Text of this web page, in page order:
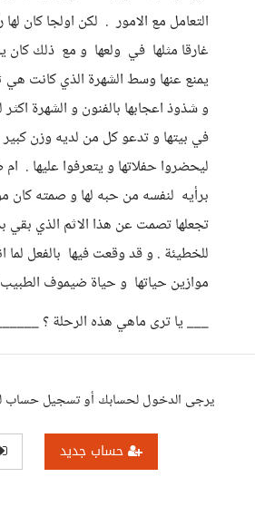
التعامل مع الامور . لكن اولجا كان
غارقا مثلها في ولعها و مع ذلك كان
يمنع عنها وسط الشهرة الذي كانت
و شذوذ اعجابها بالفنون و الشهرة
في بيتها و تدعو كل من لديه وزن
ليحضروا حفلاتها و يتعرفوا عليها
برأيه لنفسه من حبه لها و صمته كان
تجعلها تصمت عن هذا الاثم الذي بقي
للخطيئة . و قد وقعت فيها بالفعل
موازين حياتها و حياة ضيموف
___ يا ترى ماهي هذه الرحلة ؟
يرجى الدخول لحسابك أو تسجيل حساب
حساب جديد